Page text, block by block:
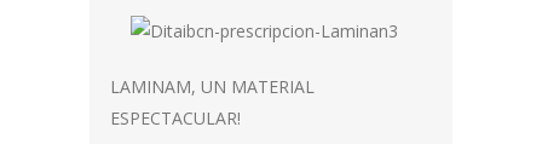
LAMINAM, UN MATERIAL
ESPECTACULAR!